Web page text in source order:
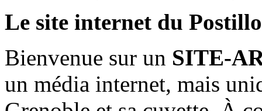
Le site internet du
Bienvenue sur un SITE-
un média internet, mais